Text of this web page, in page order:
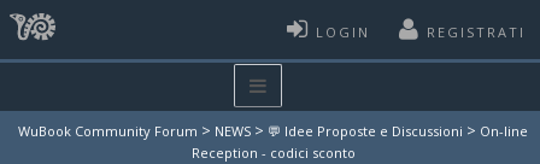
LOGIN REGISTRATI
WuBook Community Forum > NEWS > 💬 Idee Proposte e Discussioni > On-line
Reception - codici sconto